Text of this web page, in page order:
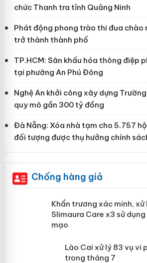
chức Thanh tra tỉnh Quảng Ninh
Phát động phong trào thi đua chào
trở thành thành phố
TP.HCM: Sân khấu hóa thông điệp
tại phường An Phú Đông
Nghệ An khởi công xây dựng
quy mô gần 300 tỷ đồng
Đà Nẵng: Xóa nhà tạm cho 5.757
đối tượng được thụ hưởng chính
Chống hàng giả
Khẩn trương xác minh, xử
Slimaura Care x3 sử
mạo
Lào Cai xử lý 83 vụ
mại trong tháng 7